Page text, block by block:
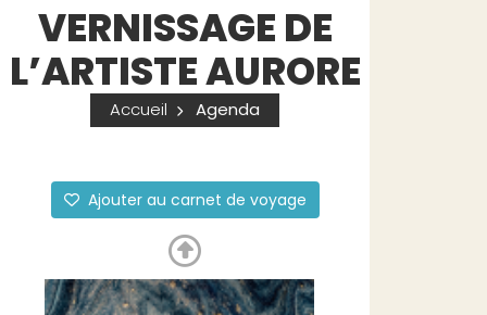
VERNISSAGE DE
L’ARTISTE AURORE
Accueil Agenda
Ajouter au carnet de voyage